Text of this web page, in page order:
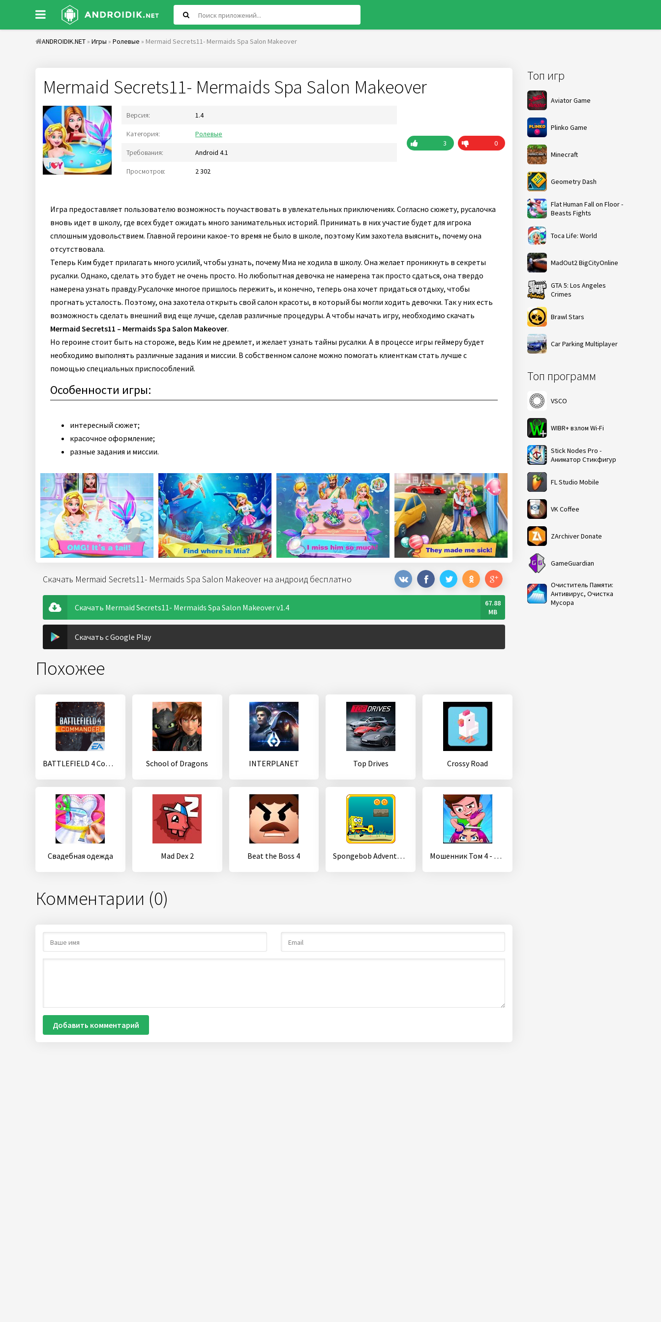
ANDROIDIK.NET » Игры » Ролевые » Mermaid Secrets11- Mermaids Spa Salon Makeover
Топ игр
Aviator Game
Plinko Game
Minecraft
Geometry Dash
Flat Human Fall on Floor -
Beasts Fights
Toca Life: World
MadOut2 BigCityOnline
GTA 5: Los Angeles
Crimes
Brawl Stars
Car Parking Multiplayer
Топ программ
VSCO
WIBR+ взлом Wi-Fi
Stick Nodes Pro -
Аниматор Стикфигур
FL Studio Mobile
VK Coffee
ZArchiver Donate
GameGuardian
Очиститель Памяти:
Антивирус, Очистка
Мусора
Mermaid Secrets11- Mermaids Spa Salon Makeover
Версия: 1.4
Категория: Ролевые
Требования: Android 4.1
Просмотров: 2 302
3 0
Игра предоставляет пользователю возможность поучаствовать в увлекательных приключениях. Согласно сюжету, русалочка
вновь идет в школу, где всех будет ожидать много занимательных историй. Принимать в них участие будет для игрока
сплошным удовольствием. Главной героини какое-то время не было в школе, поэтому Ким захотела выяснить, почему она
отсутствовала.
Теперь Ким будет прилагать много усилий, чтобы узнать, почему Миа не ходила в школу. Она желает проникнуть в секреты
русалки. Однако, сделать это будет не очень просто. Но любопытная девочка не намерена так просто сдаться, она твердо
намерена узнать правду.Русалочке многое пришлось пережить, и конечно, теперь она хочет придаться отдыху, чтобы
прогнать усталость. Поэтому, она захотела открыть свой салон красоты, в который бы могли ходить девочки. Так у них есть
возможность сделать внешний вид еще лучше, сделав различные процедуры. А чтобы начать игру, необходимо скачать
Mermaid Secrets11 – Mermaids Spa Salon Makeover.
Но героине стоит быть на стороже, ведь Ким не дремлет, и желает узнать тайны русалки. А в процессе игры геймеру будет
необходимо выполнять различные задания и миссии. В собственном салоне можно помогать клиенткам стать лучше с
помощью специальных приспособлений.
Особенности игры:
интересный сюжет;
красочное оформление;
разные задания и миссии.
Скачать Mermaid Secrets11- Mermaids Spa Salon Makeover на андроид бесплатно
Скачать Mermaid Secrets11- Mermaids Spa Salon Makeover v1.4
67.88
MB
Скачать с Google Play
Похожее
BATTLEFIELD 4 Commander School of Dragons INTERPLANET Top Drives Crossy Road
Свадебная одежда Mad Dex 2 Beat the Boss 4 Spongebob Adventure New World Explorer Мошенник Том 4 - Он так хотел стать стилистом
Комментарии (0)
Добавить комментарий